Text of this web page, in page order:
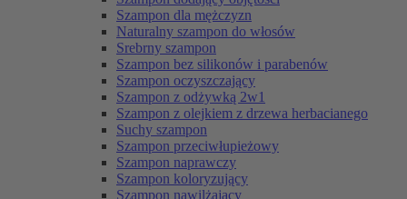
Szampon dla mężczyzn
Naturalny szampon do włosów
Srebrny szampon
Szampon bez silikonów i parabenów
Szampon oczyszczający
Szampon z odżywką 2w1
Szampon z olejkiem z drzewa herbacianego
Suchy szampon
Szampon przeciwłupieżowy
Szampon naprawczy
Szampon koloryzujący
Szampon nawilżający